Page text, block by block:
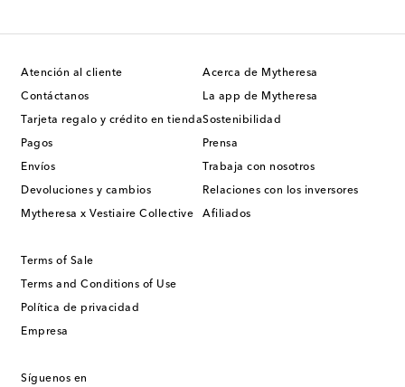
Atención al cliente
Contáctanos
Tarjeta regalo y crédito en tienda
Pagos
Envíos
Devoluciones y cambios
Mytheresa x Vestiaire Collective
Acerca de Mytheresa
La app de Mytheresa
Sostenibilidad
Prensa
Trabaja con nosotros
Relaciones con los inversores
Afiliados
Terms of Sale
Terms and Conditions of Use
Política de privacidad
Empresa
Síguenos en